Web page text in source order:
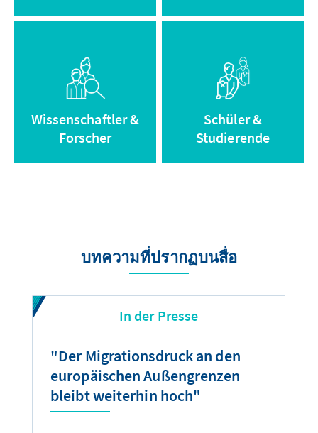
Wissenschaftler &
Forscher
Zum Archiv
Schüler &
Studierende
Zum Adenauer
Campus
บทความที่ปรากฏบนสื่อ
In der Presse
"Der Migrationsdruck an den
europäischen Außengrenzen
bleibt weiterhin hoch"